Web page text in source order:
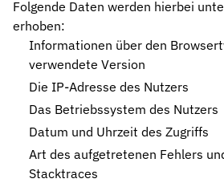
Folgende Daten werden hierbei
erhoben:
Informationen über den
verwendete Version
Die IP-Adresse des Nutzers
Das Betriebssystem des Nutzers
Datum und Uhrzeit des Zugriffs
Art des aufgetretenen Fehlers
Stacktraces